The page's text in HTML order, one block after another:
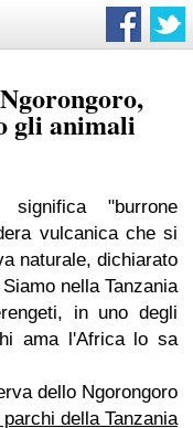
gli animali
significa "burrone
vulcanica che si
naturale, dichiarato
nella Tanzania
in uno degli
ama l'Africa lo sa
dello Ngorongoro
della Tanzania